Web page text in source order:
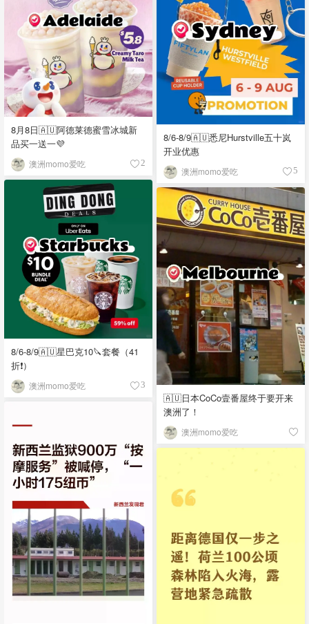
8月8日🇦🇺阿德莱德蜜雪冰城新
品买一送一💜
澳洲momo爱吃 2
8/6-8/9🇦🇺悉尼Hurstville五十岚
开业优惠
澳洲momo爱吃 5
8/6-8/9🇦🇺星巴克10🔪套餐（41
折❗）
澳洲momo爱吃 3
🇦🇺日本CoCo壹番屋终于要开来
澳洲了！
澳洲momo爱吃